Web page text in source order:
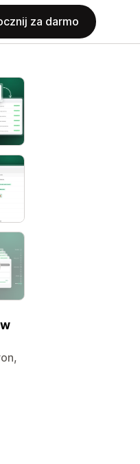
za darmo